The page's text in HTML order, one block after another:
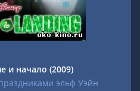
и начало (2009)
эльф Уэйн